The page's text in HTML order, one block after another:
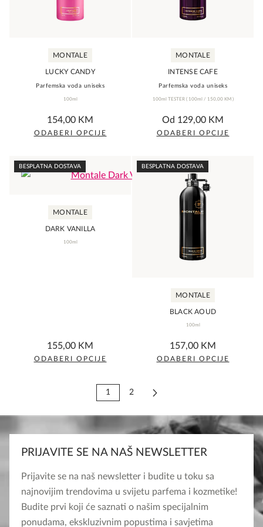
may
on
the
product
page
may
on
the
product
page
MONTALE
LUCKY CANDY
Parfemska voda uniseks
100ml
0,0
rating
154,00 KM
ODABERI OPCIJE
product
has
page
MONTALE
INTENSE CAFE
Parfemska voda uniseks
100ml TESTER( 100ml / 150,00 KM
0,0
rating
Od 129,00 KM
ODABERI OPCIJE
product
has
multiple
variants.
may
on
the
product
page
BESPLATNA DOSTAVA
MONTALE
DARK VANILLA
100ml
0,0
rating
155,00 KM
ODABERI OPCIJE
product
multiple
variants.
The
may
be
chosen
on
BESPLATNA DOSTAVA
MONTALE
BLACK AOUD
100ml
0,0
rating
157,00 KM
ODABERI OPCIJE
multiple
variants.
The
may
be
chosen
on
1 2
PRIJAVITE SE NA NAŠ NEWSLETTER
Prijavite se na naš newsletter i budite u toku sa
najnovijim trendovima u svijetu parfema i kozmetike!
Budite prvi koji će saznati o našim specijalnim
ponudama, ekskluzivnim popustima i savjetima